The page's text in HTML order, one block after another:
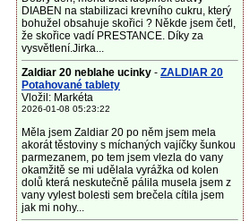
DIABEN na stabilizaci krevního cukru, který
bohužel obsahuje skořici ? Někde jsem četl,
že skořice vadí PRESTANCE. Díky za
vysvětlení.Jirka...
Zaldiar 20 neblahe ucinky - ZALDIAR 20
Potahované tablety
Vložil: Markéta
2026-01-08 05:23:22
Měla jsem Zaldiar 20 po něm jsem mela
akorát těstoviny s míchaných vajíčky šunkou
parmezanem, po tem jsem vlezla do vany
okamžitě se mi udělala vyrážka od kolen
dolů která neskutečně pálila musela jsem z
vany vylest bolesti sem brečela cítila jsem
jak mi nohy...